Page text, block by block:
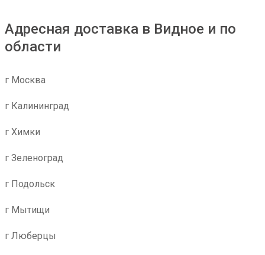
Адресная доставка в Видное и по
области
г Москва
г Калининград
г Химки
г Зеленоград
г Подольск
г Мытищи
г Люберцы